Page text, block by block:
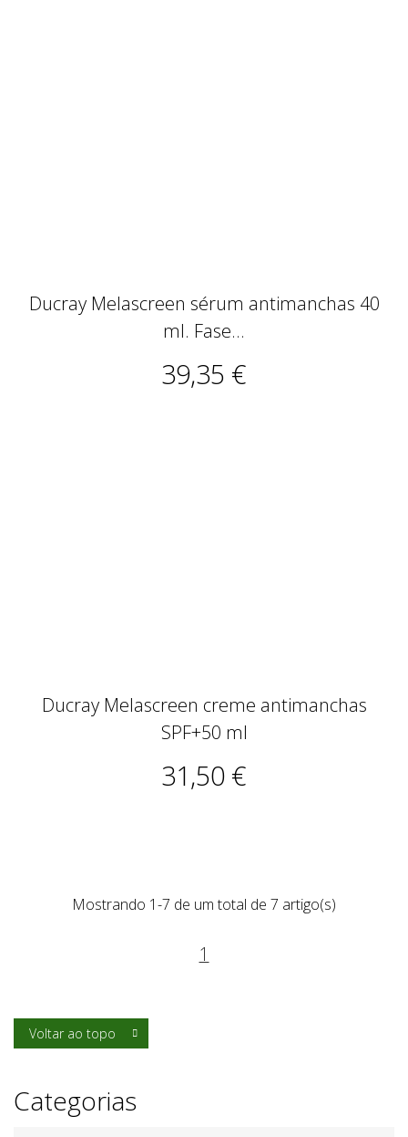
Categorias
Ducray Melascreen sérum antimanchas 40
ml. Fase...
39,35 €
Ducray Melascreen creme antimanchas
SPF+50 ml
31,50 €
Mostrando 1-7 de um total de 7 artigo(s)
1
Voltar ao topo 